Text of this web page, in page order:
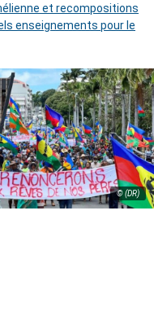
et recompositions
enseignements pour le
© (DR)